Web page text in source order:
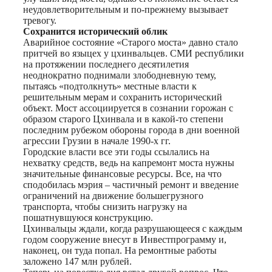
неудовлетворительным и по-прежнему вызывает
тревогу.
Сохранится исторический облик
Аварийное состояние «Старого моста» давно стало
притчей во языцех у цхинвальцев. СМИ республики
на протяжении последнего десятилетия
неоднократно поднимали злободневную тему,
пытаясь «подтолкнуть» местные власти к
решительным мерам и сохранить исторический
объект. Мост ассоциируется в сознании горожан с
образом старого Цхинвала и в какой-то степени
последним рубежом обороны города в дни военной
агрессии Грузии в начале 1990-х гг.
Городские власти все эти годы ссылались на
нехватку средств, ведь на капремонт моста нужны
значительные финансовые ресурсы. Все, на что
сподобилась мэрия – частичный ремонт и введение
ограничений на движение большегрузного
транспорта, чтобы снизить нагрузку на
пошатнувшуюся конструкцию.
Цхинвальцы ждали, когда разрушающееся с каждым
годом сооружение внесут в Инвестпрограмму и,
наконец, он туда попал. На ремонтные работы
заложено 147 млн рублей.